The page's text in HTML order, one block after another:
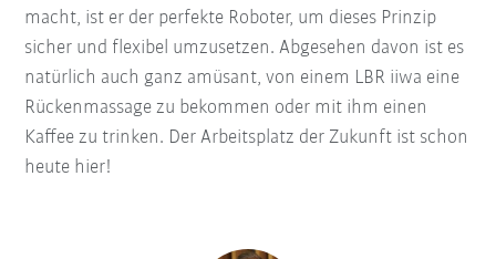
macht, ist er der perfekte Roboter, um dieses Prinzip
sicher und flexibel umzusetzen. Abgesehen davon ist es
natürlich auch ganz amüsant, von einem LBR iiwa eine
Rückenmassage zu bekommen oder mit ihm einen
Kaffee zu trinken. Der Arbeitsplatz der Zukunft ist schon
heute hier!